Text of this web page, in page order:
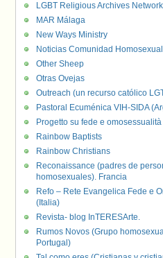
LGBT Religious Archives Network
MAR Málaga
New Ways Ministry
Noticias Comunidad
Other Sheep
Otras Ovejas
Outreach (un recurso católico
Pastoral Ecuménica VIH-SIDA
Progetto su fede e omosessualità
Rainbow Baptists
Rainbow Christians
Reconaissance (padres de
homosexuales). Francia
Refo – Rete Evangelica Fede e
(Italia)
Revista- blog InTERESArte.
Rumos Novos (Grupo
Portugal)